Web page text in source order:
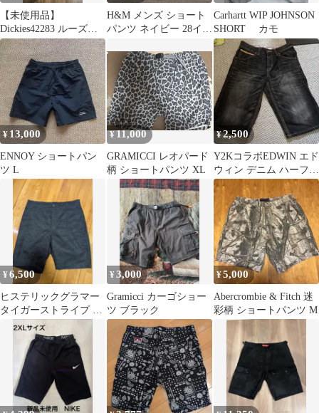
【未使用品】
Dickies42283 ルーズフ
ィットパンツ 30イン
チ
H&M メンズ ショート
パンツ ネイビー 28イン
Carhartt WIP JOHNSON
SHORT カモ
¥ 13,000
ENNOY ショートパン
ツ L
¥11,000
GRAMICCI レオパード
柄 ショートパンツ XL
¥2,500
Y2KコラボEDWIN エド
ウィン デニム ハーフパ
ンツ ショートパンツ
¥6,500
ヒステリックグラマー
タイガーストライプ ド
ットエアー ショートパ
¥3,000
Gramicci カーゴショー
ツ ブラック
¥5,000
Abercrombie & Fitch 迷
彩柄 ショートパンツ M